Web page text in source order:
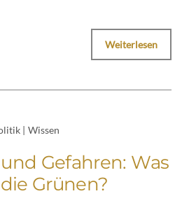
Weiterlesen
| Wissen
Gefahren: Was
Grünen?